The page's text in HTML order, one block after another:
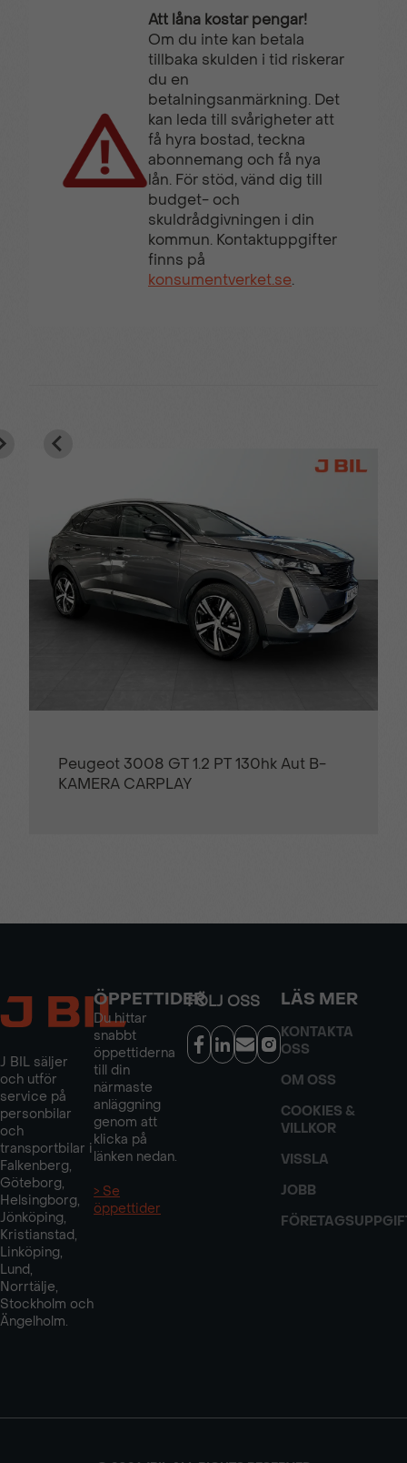
Handbroms
(elektronisk)
Att låna kostar pengar!
Om du inte kan betala
tillbaka skulden i tid riskerar
du en
betalningsanmärkning. Det
kan leda till svårigheter att
få hyra bostad, teckna
abonnemang och få nya
lån. För stöd, vänd dig till
budget- och
skuldrådgivningen i din
kommun. Kontaktuppgifter
finns på
konsumentverket.se.
Peugeot 3008 GT 1.2 PT 130hk Aut B-
KAMERA CARPLAY
J BIL säljer
och utför
service på
personbilar
och
transportbilar i
Falkenberg,
Göteborg,
Helsingborg,
Jönköping,
Kristianstad,
Linköping,
Lund,
Norrtälje,
Stockholm och
Ängelholm.
ÖPPETTIDER
Du hittar
snabbt
öppettiderna
till din
närmaste
anläggning
genom att
klicka på
länken nedan.
> Se
öppettider
FÖLJ OSS LÄS MER
KONTAKTA
OSS
OM OSS
COOKIES &
VILLKOR
VISSLA
JOBB